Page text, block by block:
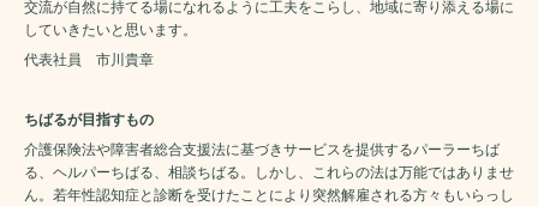
交流が自然に持てる場になれるように工夫をこらし、地域に寄り添える場に
していきたいと思います。
代表社員 市川貴章
ちばるが目指すもの
介護保険法や障害者総合支援法に基づきサービスを提供するパーラーちば
る、ヘルパーちばる、相談ちばる。しかし、これらの法は万能ではありませ
ん。若年性認知症と診断を受けたことにより突然解雇される方々もいらっし